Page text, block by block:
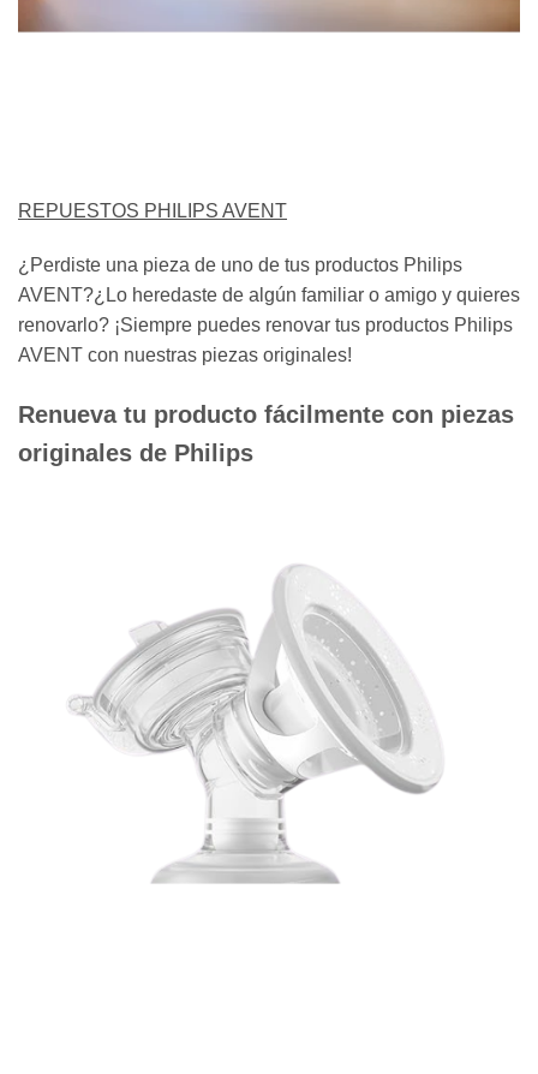
REPUESTOS PHILIPS AVENT
¿Perdiste una pieza de uno de tus productos Philips
AVENT?¿Lo heredaste de algún familiar o amigo y quieres
renovarlo? ¡Siempre puedes renovar tus productos Philips
AVENT con nuestras piezas originales!
Renueva tu producto fácilmente con piezas
originales de Philips